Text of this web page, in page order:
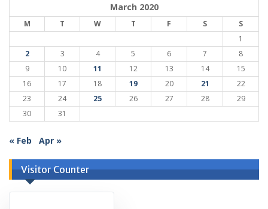
March 2020
M T W T F S
S
1
2
3 4 5 6 7
8
9
10 11 12 13 14
15
16
17 18 19 20 21
22
23
24 25 26 27 28
29
30
31
« Feb Apr »
Visitor Counter